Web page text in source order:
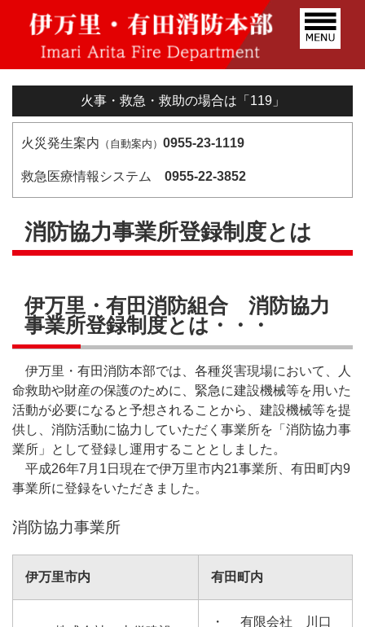
火事・救急・救助の場合は「119」
火災発生案内 （自動案内） 0955-23-1119
救急医療情報システム 0955-22-3852
消防協力事業所登録制度とは
伊万里・有田消防組合 消防協力
事業所登録制度とは・・・
伊万里・有田消防本部では、各種災害現場において、人
命救助や財産の保護のために、緊急に建設機械等を用いた
活動が必要になると予想されることから、建設機械等を提
供し、消防活動に協力していただく事業所を「消防協力事
業所」として登録し運用することとしました。
平成26年7月1日現在で伊万里市内21事業所、有田町内9
事業所に登録をいただきました。
消防協力事業所
伊万里市内 有田町内
・ 有限会社 川口